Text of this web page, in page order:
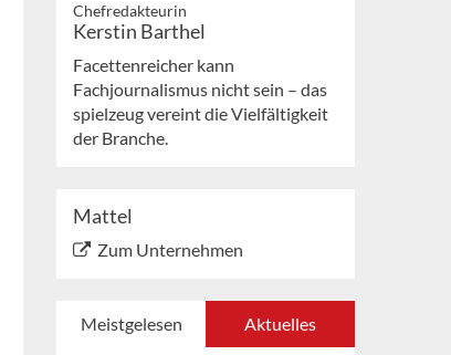
Chefredakteurin
Kerstin Barthel
Facettenreicher kann
Fachjournalismus nicht sein – das
spielzeug vereint die Vielfältigkeit
der Branche.
Mattel
Zum Unternehmen
Meistgelesen Aktuelles